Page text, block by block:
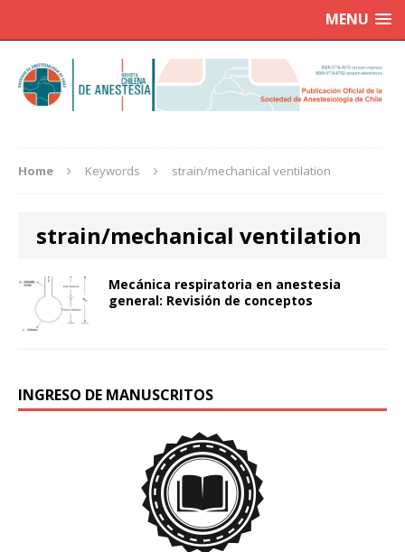
MENU
Home Keywords strain/mechanical ventilation
strain/mechanical ventilation
Mecánica respiratoria en anestesia
general: Revisión de conceptos
INGRESO DE MANUSCRITOS